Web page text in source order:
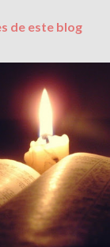
de este blog